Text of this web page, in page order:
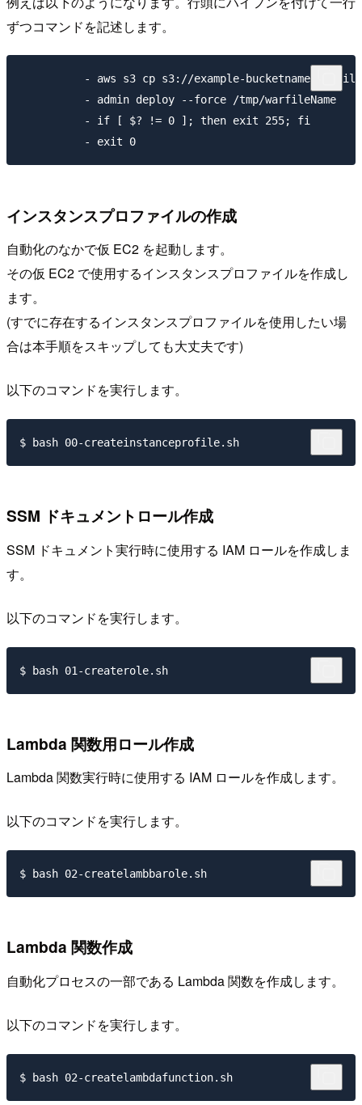
ずつコマンドを記述します。
- aws s3 cp s3://example-bucketname/
          - admin deploy --force /tmp/warfileName
          - if [ $? != 0 ]; then exit 255; fi
インスタンスプロファイルの作成
自動化のなかで仮 EC2 を起動します。
その仮 EC2 で使用するインスタンスプロファイルを作成し
ます。
(すでに存在するインスタンスプロファイルを使用したい場
合は本手順をスキップしても大丈夫です)
以下のコマンドを実行します。
SSM ドキュメントロール作成
SSM ドキュメント実行時に使用する IAM ロールを作成しま
す。
以下のコマンドを実行します。
Lambda 関数用ロール作成
Lambda 関数実行時に使用する IAM ロールを作成します。
以下のコマンドを実行します。
Lambda 関数作成
自動化プロセスの一部である Lambda 関数を作成します。
以下のコマンドを実行します。